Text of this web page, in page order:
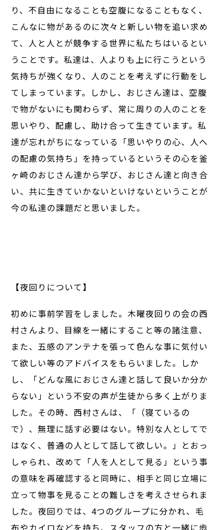
り、不自由になることも空腹になることもなく、
こんなに物があるのに次々と新しい物を追い求め
て、人と人とが競争する世界に私たちはいるとい
うことです。私達は、人よりも上に行こうという
気持ちが強くなり、人のことを考えずに行動をし
てしまっています。しかし、おじさん達は、空腹
で物がないにも関わらず、常に周りの人のことを
思いやり、配慮し、助け合って生きています。私
達が忘れがちになっている「思いやりの心、人へ
の配慮の気持ち」を持っているというその心を釜
ヶ崎のおじさん達から学び、おじさん達と向き合
い、共に生きていかないといけないということが
今の私達の課題だと思いました。
【夜回りについて】
初めに事前学習をしました。木曜夜回りの会の西
村さんより、目線を一緒にすること等の諸注意、
また、五感のアンテナを張って色んな事に気付い
て欲しい等のアドバイスをもらいました。しか
し、「どんな風におじさん達と話して良いか分か
らない」という不安の声が生徒から多く上がりま
した。その時、西村さんは、「（寝ているの
で）、無理に話す必要はない。特別な人としてで
はなく、普通の人として話して欲しい。」とおっ
しゃられ、改めて「人を人として見る」という事
の意味を再確認すると同時に、相手と同じ立場に
立って物事を見ることの難しさを考えさせられま
した。夜回りでは、4つのグループに分かれ、毛
布やカイロなどを持ち、スタッフの方と一緒に歩